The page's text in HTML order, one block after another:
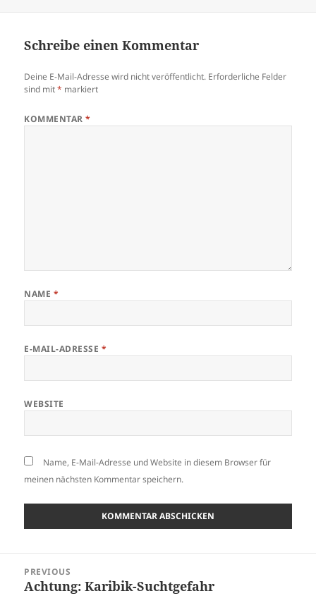
Schreibe einen Kommentar
Deine E-Mail-Adresse wird nicht veröffentlicht. Erforderliche Felder
sind mit* markiert
KOMMENTAR*
NAME *
E-MAIL-ADRESSE *
WEBSITE
Name, E-Mail-Adresse und Website in diesem Browser für
meinen nächsten Kommentar speichern.
PREVIOUS
Previous
Achtung: Karibik-Suchtgefahr